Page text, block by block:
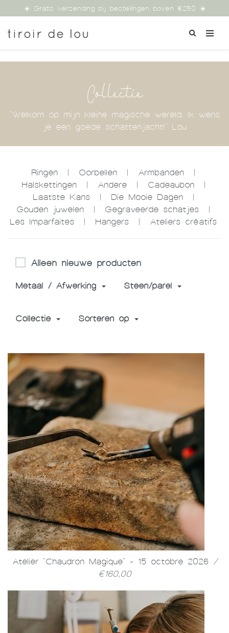
☀️ Gratis verzending bij bestellingen boven €250 ☀️
Collectie
"Welkom op mijn kleine magische wereld. Ik wens
je een goede schattenjacht!" Lou
Ringen | Oorbellen | Armbanden
|
Halskettingen
| Andere | Cadeaubon
|
Laatste Kans
| Die Mooie Dagen
|
Gouden juwelen
| Gegraveerde schatjes
|
Les Imparfaites
| Hangers | Ateliers créatifs
Alleen nieuwe producten
Metaal / Afwerking Steen/parel
Collectie Sorteren op
Atelier "Chaudron Magique" - 15 octobre 2026 /
€160,00